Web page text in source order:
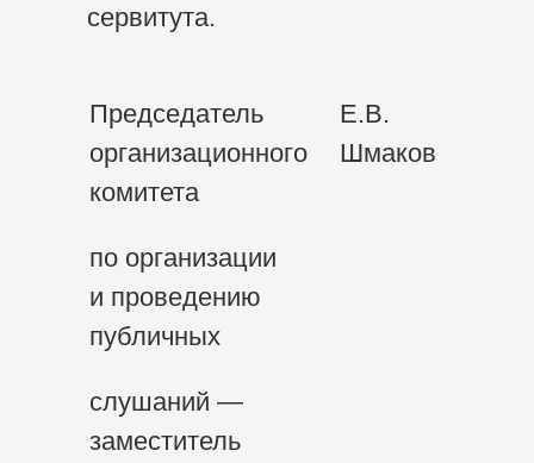
сервитута.
Председатель
организационного
комитета
по организации
и проведению
публичных
слушаний —
заместитель
Е.В.
Шмаков